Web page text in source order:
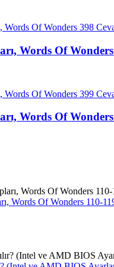
Words Of
Words Of
Words Of Wonders 110-